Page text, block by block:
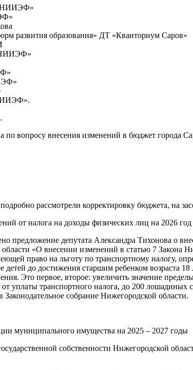
развития образования» ДТ «Кванториум Саров»
вопросу внесения изменений в бюджет города
рассмотрели корректировку бюджета, на
от налога на доходы физических лиц на 2026
предложение депутата Александра Тихонова о
«О внесении изменений в статью 7 Закона
право на льготу по транспортному налогу,
до достижения старшим ребенком возраста 18
Это первое, второе: увеличить значение
уплаты транспортного налога, до 200
собрание Нижегородской области.
муниципального имущества на 2025 – 2027 годы
собственности Нижегородской